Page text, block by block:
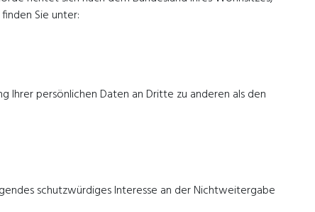
Sie unter:
Ihrer persönlichen Daten an Dritte zu anderen als den
schutzwürdiges Interesse an der Nichtweitergabe